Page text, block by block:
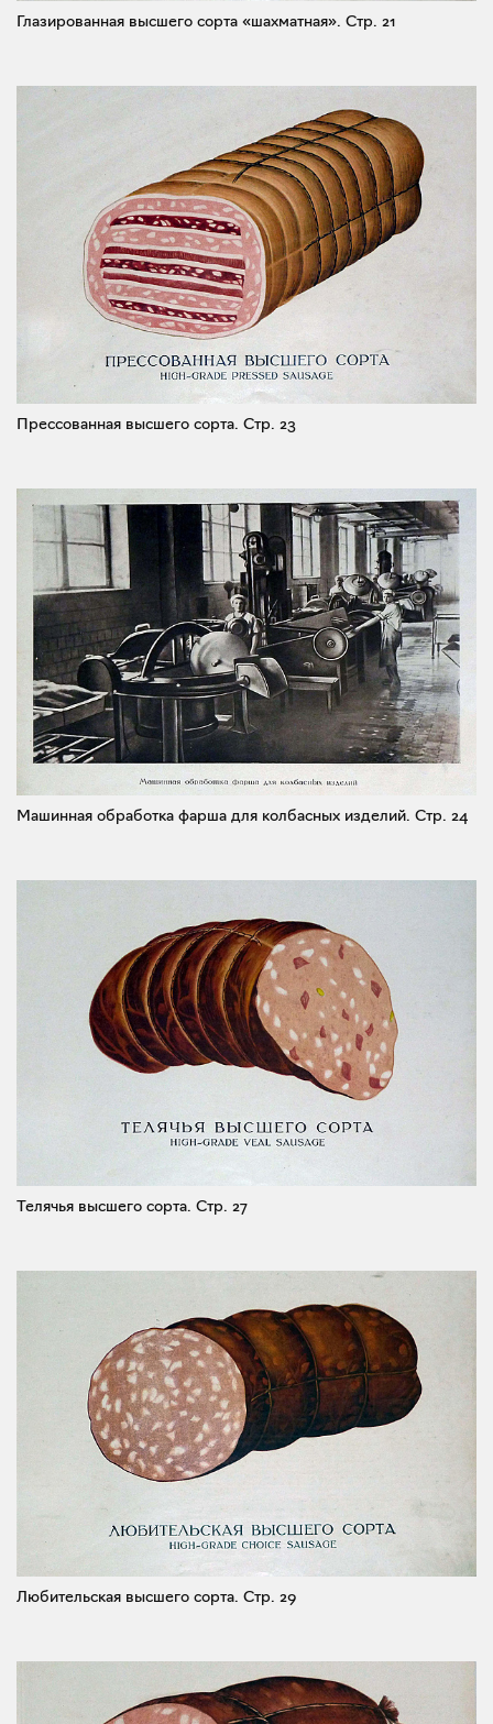
Глазированная высшего сорта «шахматная». Стр. 21
Прессованная высшего сорта. Стр. 23
Машинная обработка фарша для колбасных изделий. Стр. 24
Телячья высшего сорта. Стр. 27
Любительская высшего сорта. Стр. 29